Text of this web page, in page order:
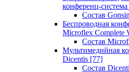
конференц-
Состав
Беспроводная
Microflex Complete
Состав
Мультимедийная
Dicentis [77]
Состав